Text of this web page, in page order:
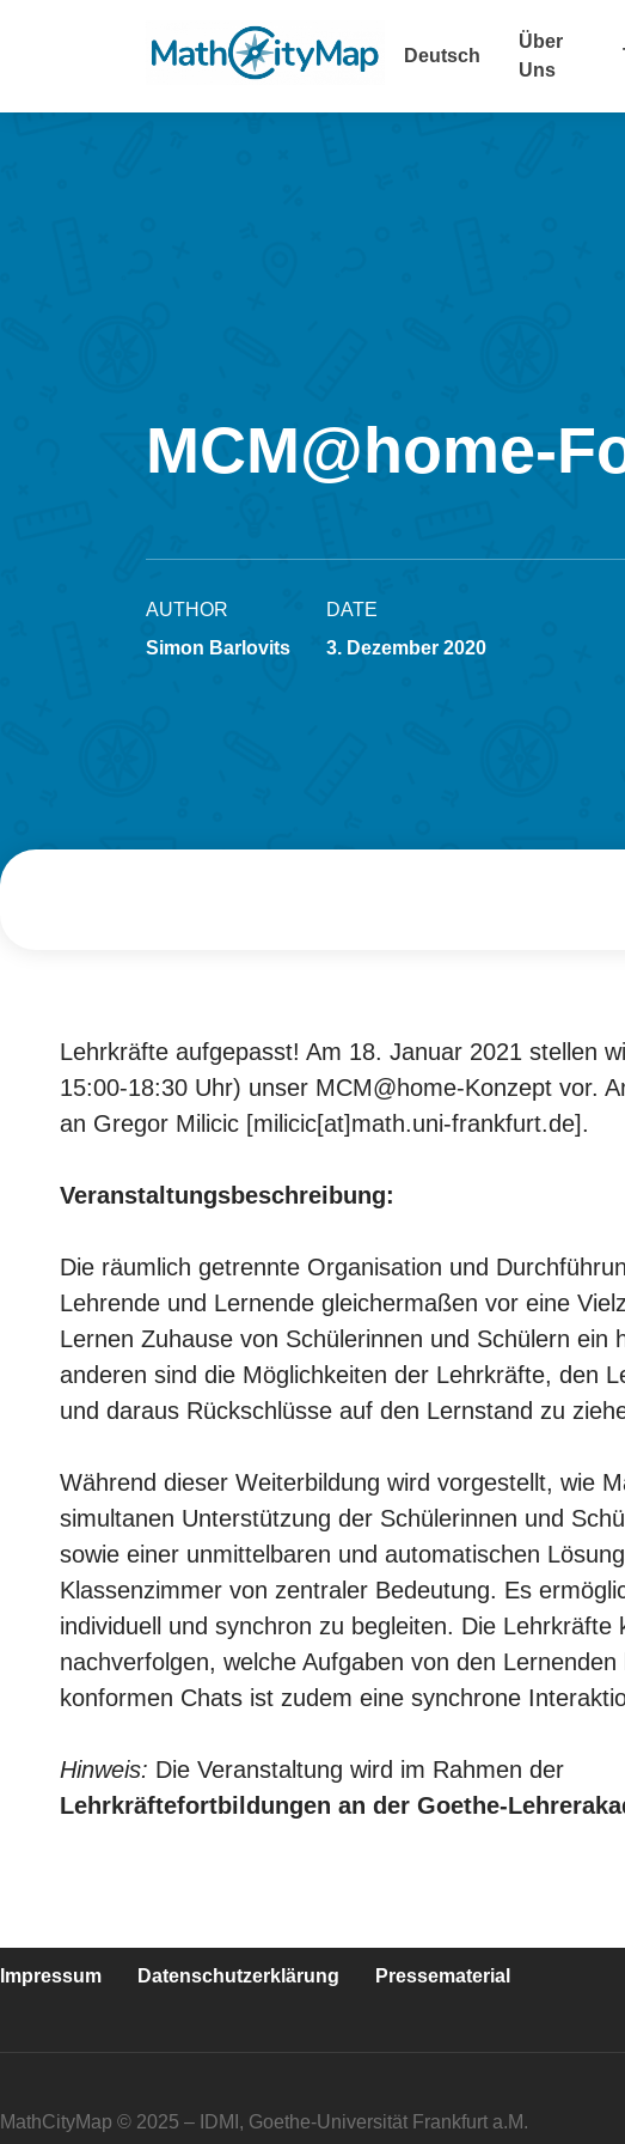
Deutsch
Über
Uns
MCM@home-
AUTHOR
Simon Barlovits
DATE
3. Dezember 2020
Lehrkräfte aufgepasst! Am 18. Januar 2021 stellen
15:00-18:30 Uhr) unser MCM@home-Konzept vor.
an Gregor Milicic [milicic[at]math.uni-frankfurt.de].
Veranstaltungsbeschreibung:
Die räumlich getrennte Organisation und
Lehrende und Lernende gleichermaßen vor eine
Lernen Zuhause von Schülerinnen und Schülern
anderen sind die Möglichkeiten der Lehrkräfte, den
und daraus Rückschlüsse auf den Lernstand zu
Während dieser Weiterbildung wird vorgestellt, wie
simultanen Unterstützung der Schülerinnen und
sowie einer unmittelbaren und automatischen
Klassenzimmer von zentraler Bedeutung. Es
individuell und synchron zu begleiten. Die
nachverfolgen, welche Aufgaben von den
konformen Chats ist zudem eine synchrone
Hinweis: Die Veranstaltung wird im Rahmen der
Lehrkräftefortbildungen an der Goethe-
Impressum Datenschutzerklärung Pressematerial
MathCityMap © 2025 – IDMI, Goethe-Universität Frankfurt a.M.